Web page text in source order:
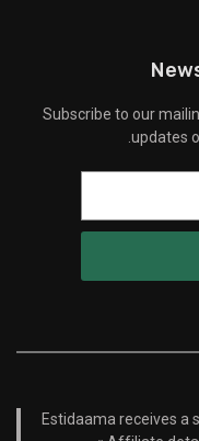
Subscribe to our
updates
Estidaama receives a